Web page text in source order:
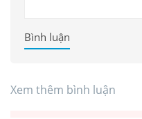
Bình luận
Xem thêm bình luận